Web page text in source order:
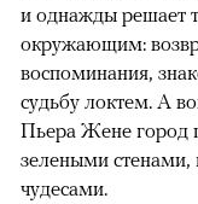
и однажды решает
окружающим:
воспоминания,
судьбу локтем. А
Пьера Жене город
зелеными
чудесами.